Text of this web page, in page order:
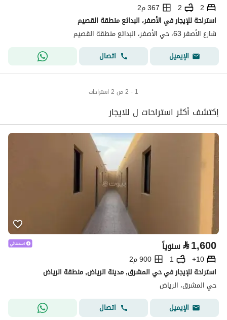
2
2
367 م2
استراحة للإيجار في الأصفر، البدائع منطقة القصيم
شارع الأصفر 63، حي الأصفر، البدائع منطقة القصيم
الإيميل
اتصال
1 - 2 من 2 استراحات
إكتشف أكثر استراحات ل للايجار
⃁1,600 سنوياً
10+
1
900 م2
استراحة للإيجار في حي المشرق, مدينة الرياض, منطقة الرياض
حي المشرق، الرياض
الإيميل
اتصال